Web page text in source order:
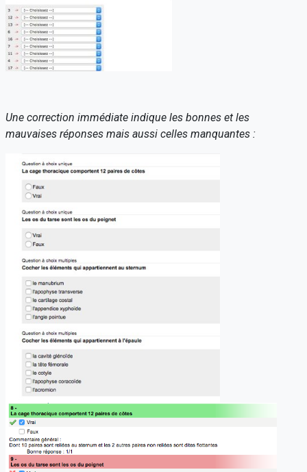
Une correction immédiate indique les bonnes et les
mauvaises réponses mais aussi celles manquantes :